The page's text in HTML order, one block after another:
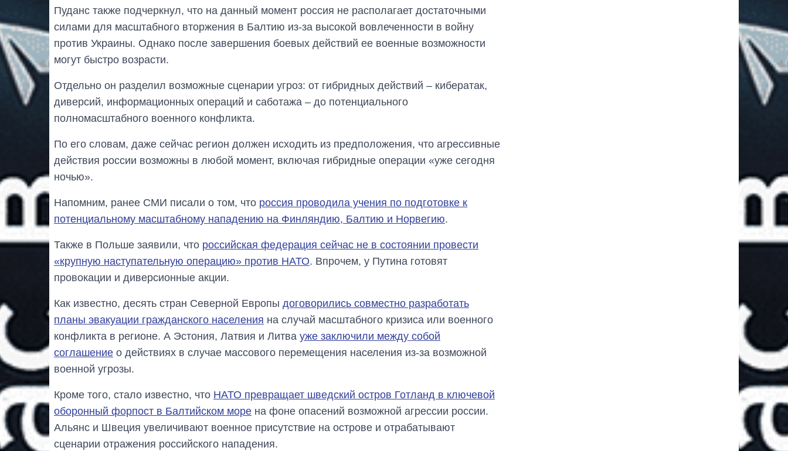
Пуданc также подчеркнул, что на данный момент россия не располагает достаточными
силами для масштабного вторжения в Балтию из-за высокой вовлеченности в войну
против Украины. Однако после завершения боевых действий ее военные возможности
могут быстро возрасти.
Отдельно он разделил возможные сценарии угроз: от гибридных действий – кибератак,
диверсий, информационных операций и саботажа – до потенциального
полномасштабного военного конфликта.
По его словам, даже сейчас регион должен исходить из предположения, что агрессивные
действия россии возможны в любой момент, включая гибридные операции «уже сегодня
ночью».
Напомним, ранее СМИ писали о том, что россия проводила учения по подготовке к
потенциальному масштабному нападению на Финляндию, Балтию и Норвегию.
Также в Польше заявили, что российская федерация сейчас не в состоянии провести
«крупную наступательную операцию» против НАТО. Впрочем, у Путина готовят
провокации и диверсионные акции.
Как известно, десять стран Северной Европы договорились совместно разработать
планы эвакуации гражданского населения на случай масштабного кризиса или военного
конфликта в регионе. А Эстония, Латвия и Литва уже заключили между собой
соглашение о действиях в случае массового перемещения населения из-за возможной
военной угрозы.
Кроме того, стало известно, что НАТО превращает шведский остров Готланд в ключевой
оборонный форпост в Балтийском море на фоне опасений возможной агрессии россии.
Альянс и Швеция увеличивают военное присутствие на острове и отрабатывают
сценарии отражения российского нападения.